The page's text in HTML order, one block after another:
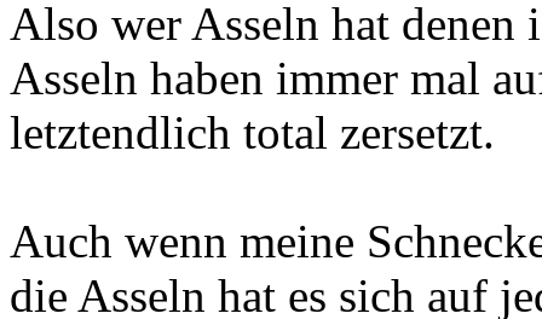
Also wer Asseln hat denen
Asseln haben immer mal
letztendlich total zersetzt.
Auch wenn meine
die Asseln hat es sich auf